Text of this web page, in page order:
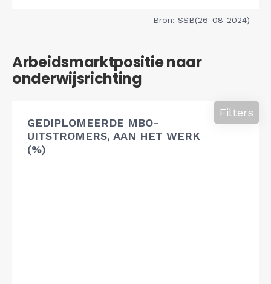
Bron: SSB(26-08-2024)
Arbeidsmarktpositie naar
onderwijsrichting
GEDIPLOMEERDE MBO-
UITSTROMERS, AAN HET WERK
(%)
Filters